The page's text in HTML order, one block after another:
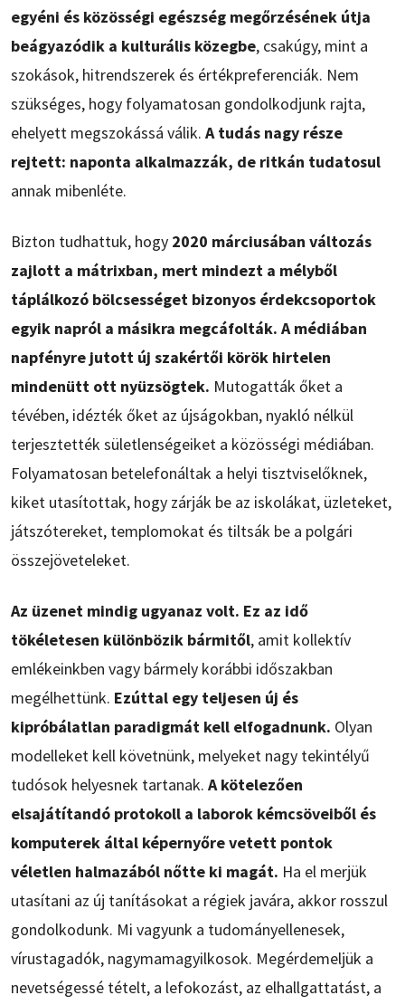
egyéni és közösségi egészség megőrzésének útja
beágyazódik a kulturális közegbe, csakúgy, mint a
szokások, hitrendszerek és értékpreferenciák. Nem
szükséges, hogy folyamatosan gondolkodjunk rajta,
ehelyett megszokássá válik. A tudás nagy része
rejtett: naponta alkalmazzák, de ritkán tudatosul
annak mibenléte.
Bizton tudhattuk, hogy 2020 márciusában változás
zajlott a mátrixban, mert mindezt a mélyből
táplálkozó bölcsességet bizonyos érdekcsoportok
egyik napról a másikra megcáfolták. A médiában
napfényre jutott új szakértői körök hirtelen
mindenütt ott nyüzsögtek. Mutogatták őket a
tévében, idézték őket az újságokban, nyakló nélkül
terjesztették sületlenségeiket a közösségi médiában.
Folyamatosan betelefonáltak a helyi tisztviselőknek,
kiket utasítottak, hogy zárják be az iskolákat, üzleteket,
játszótereket, templomokat és tiltsák be a polgári
összejöveteleket.
Az üzenet mindig ugyanaz volt. Ez az idő
tökéletesen különbözik bármitől, amit kollektív
emlékeinkben vagy bármely korábbi időszakban
megélhettünk. Ezúttal egy teljesen új és
kipróbálatlan paradigmát kell elfogadnunk. Olyan
modelleket kell követnünk, melyeket nagy tekintélyű
tudósok helyesnek tartanak. A kötelezően
elsajátítandó protokoll a laborok kémcsöveiből és
komputerek által képernyőre vetett pontok
véletlen halmazából nőtte ki magát. Ha el merjük
utasítani az új tanításokat a régiek javára, akkor rosszul
gondolkodunk. Mi vagyunk a tudományellenesek,
vírustagadók, nagymamagyilkosok. Megérdemeljük a
nevetségessé tételt, a lefokozást, az elhallgattatást, a